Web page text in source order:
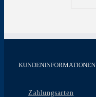
KUNDENINFORMATIONEN
Zahlungsarten